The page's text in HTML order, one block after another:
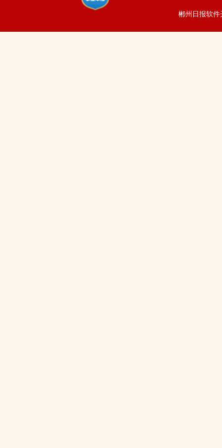
郴州日报软